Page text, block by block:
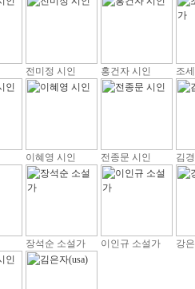
전미정 시인 홍건자 시인 조
이혜영 시인 전종문 시인 김
장석순 소설가 이인규 소설가 강